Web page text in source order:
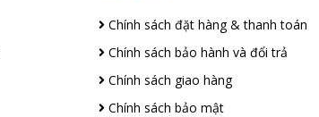
Chính sách đặt hàng & thanh toán
Chính sách bảo hành và đổi trả
Chính sách giao hàng
Chính sách bảo mật